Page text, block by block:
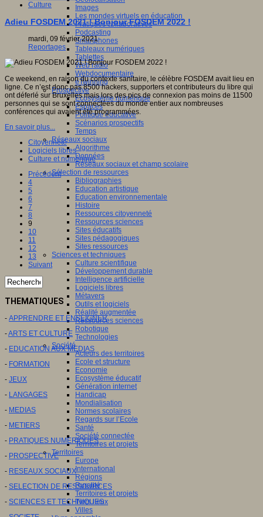
Images
Les mondes virtuels en éducation
Pratiques collaboratives
Podcasting
Smartphones
Tableaux numériques
Tablettes
Web radio
Webdocumentaire
eTwinning
Prospective
Ecosystème numérique
Espaces
Politique éducative
Scénarios prospectifs
Temps
Réseaux sociaux
Algorithme
Données
Réseaux sociaux et champ scolaire
Sélection de ressources
Bibliographies
Education artistique
Education environnementale
Histoire
Ressources citoyenneté
Ressources sciences
Sites éducatifs
Sites pédagogiques
Sites ressources
Sciences et techniques
Culture scientifique
Développement durable
Intelligence artificielle
Logiciels libres
Métavers
Outils et logiciels
Réalité augmentée
Ressources sciences
Robotique
Technologies
Société
Acteurs des territoires
Ecole et structure
Economie
Ecosystème éducatif
Génération internet
Handicap
Mondialisation
Normes scolaires
Regards sur l’Ecole
Santé
Société connectée
Territoires et projets
Territoires
Europe
International
Régions
Ruralité
Territoires et projets
Tiers lieux
Villes
Culture
Adieu FOSDEM 2021 ! Bonjour FOSDEM 2022 !
mardi, 09 février 2021
Reportages
Ce weekend, en raison du contexte sanitaire, le célèbre FOSDEM avait lieu en
ligne. Ce n’est donc pas 8500 hackers, supporters et contributeurs du libre qui
ont déferlé sur Bruxelles mais lors des pics de connexion pas moins de 11500
personnes qui se sont connectées du monde entier aux nombreuses
conférences qui avaient été programmées.
En savoir plus...
Citoyenneté
Logiciels libres
Culture et numérique
Précédent
4
5
6
7
8
9
10
11
12
13
Suivant
THEMATIQUES
- APPRENDRE ET ENSEIGNER
-ARTS ET CULTURE
- EDUCATION AUX MEDIAS
- FORMATION
- JEUX
- LANGAGES
- MEDIAS
- METIERS
- PRATIQUES NUMERIQUES
- PROSPECTIVE
- RESEAUX SOCIAUX
- SELECTION DE RESSOURCES
- SCIENCES ET TECHNIQUES